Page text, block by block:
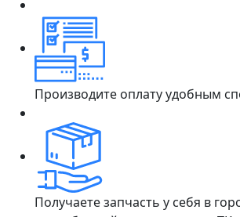
Производите оплату удобным
Получаете запчасть у себя в